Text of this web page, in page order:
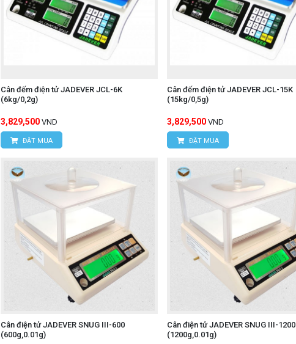
Cân đếm điện tử JADEVER JCL-6K
(6kg/0,2g)
3,829,500 VND
ĐẶT MUA
Cân đếm điện tử JADEVER JCL-15K
(15kg/0,5g)
3,829,500 VND
ĐẶT MUA
Cân điện tử JADEVER SNUG III-600
(600g,0.01g)
Cân điện tử JADEVER SNUG III-1200
(1200g,0.01g)